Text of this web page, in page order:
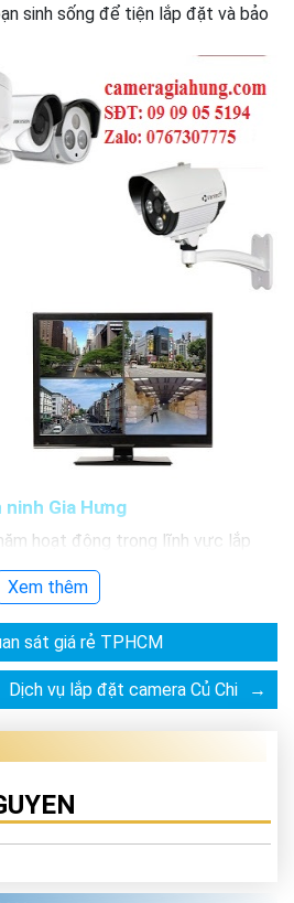
sinh sống để tiện lắp đặt và bảo
Gia Hưng
hoạt động trong lĩnh vực lắp
tôi sẽ cung cấp và tư vấn cho
, quan sát, giám sát, chống trộm
từng nhu cầu của mỗi khách
công ty chuyênlắp đặt
lập và đang hoạt động kinh
Tuy nhiên, chúng tôi tin chắc rằng
tìm đượccông tylắp đặt
nghệ ngày càng phát triển, bạn
chổ này, chổ kia ngoài đường để
Bạn chỉ cần ngồi ở nhà và mở điện
lắp đặt camera quận 10,lắp đặt
Xem thêm
sát giá rẻ TPHCM
Dịch vụ lắp đặt camera Củ Chi →